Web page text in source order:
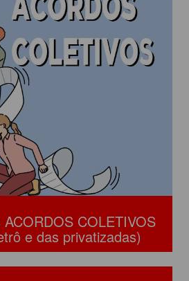
COLETIVOS
e das privatizadas)